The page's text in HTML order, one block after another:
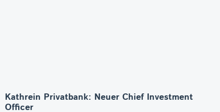
Kathrein Privatbank: Neuer Chief Investment
Officer